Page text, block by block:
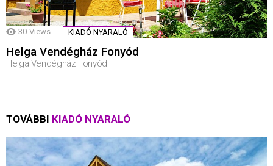
30 Views KIADÓ NYARALÓ
Helga Vendégház Fonyód
Helga Vendégház Fonyód
TOVÁBBI KIADÓ NYARALÓ